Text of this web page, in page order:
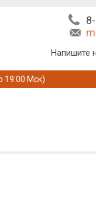
Напишите
19:00 Мск)